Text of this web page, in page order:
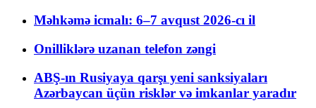
Məhkəmə icmalı: 6–7 avqust 2026-cı il
Onilliklərə uzanan telefon zəngi
ABŞ-ın Rusiyaya qarşı yeni sanksiyaları
Azərbaycan üçün risklər və imkanlar yaradır